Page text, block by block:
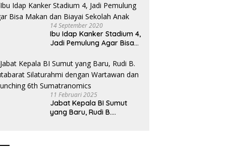
Oknum Pembeking
14 September 2020
Ibu Idap Kanker Stadium 4,
Jadi Pemulung Agar Bisa
Anak
11 Februari 2025
Jabat Kepala BI Sumut
yang Baru, Rudi B.